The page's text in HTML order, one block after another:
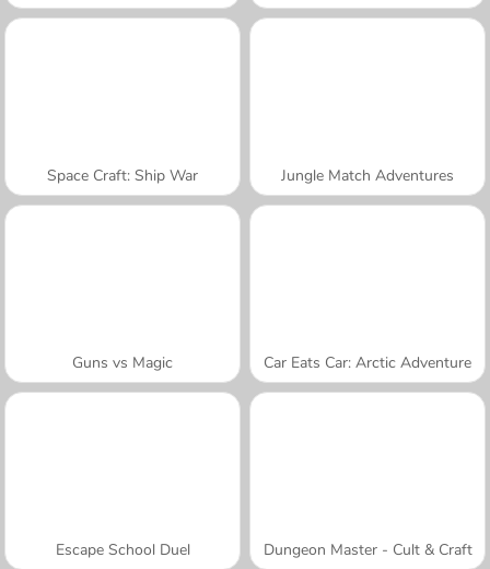
Space Craft: Ship War Jungle Match Adventures
Guns vs Magic Car Eats Car: Arctic Adventure
Escape School Duel Dungeon Master - Cult & Craft